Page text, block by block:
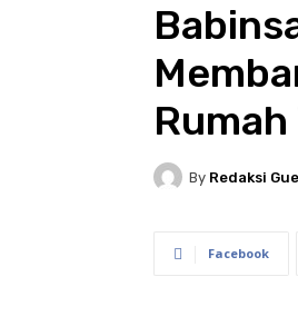
Rumah
By Redaksi
Facebook